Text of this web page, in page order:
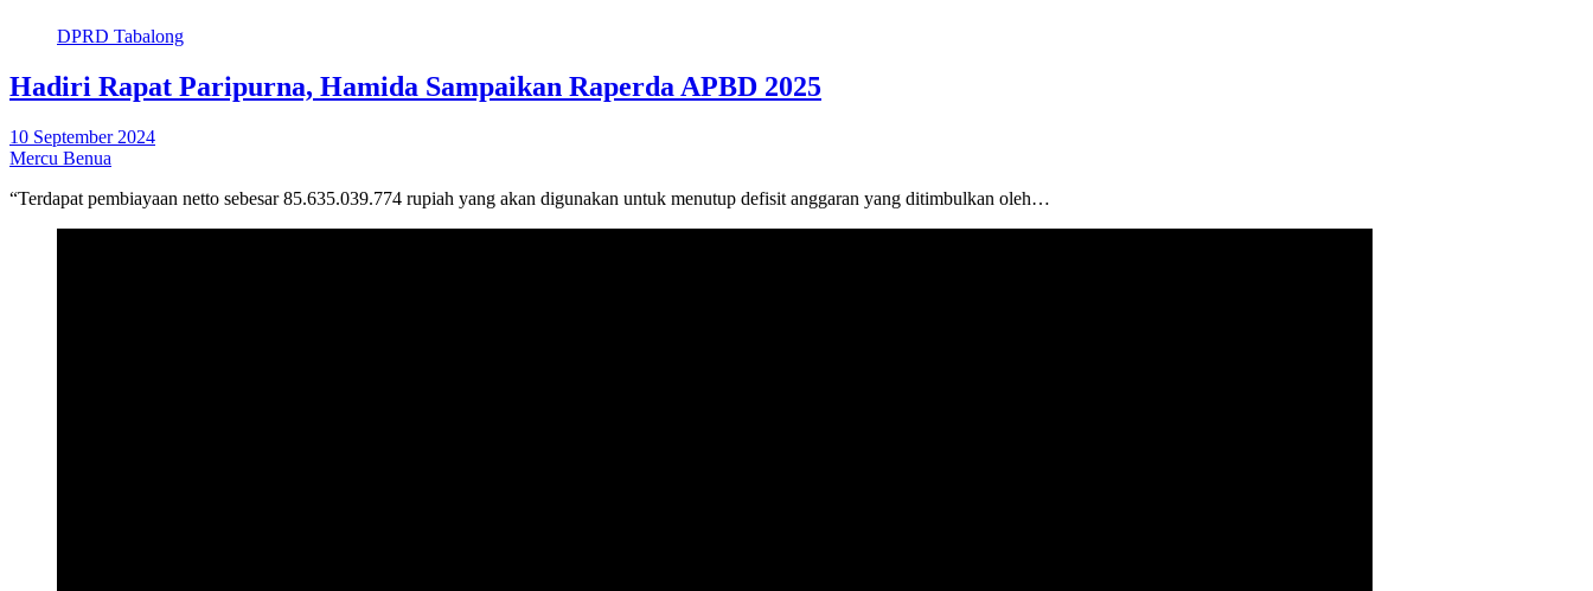
DPRD Tabalong
Hadiri Rapat Paripurna, Hamida Sampaikan Raperda APBD 2025
10 September 2024
Mercu Benua
“Terdapat pembiayaan netto sebesar 85.635.039.774 rupiah yang akan digunakan untuk menutup defisit anggaran yang ditimbulkan oleh…